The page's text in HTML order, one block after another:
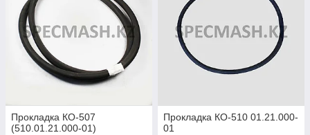
Прокладка КО-507
(510.01.21.000-01)
Прокладка КО-510 01.21.000-
01